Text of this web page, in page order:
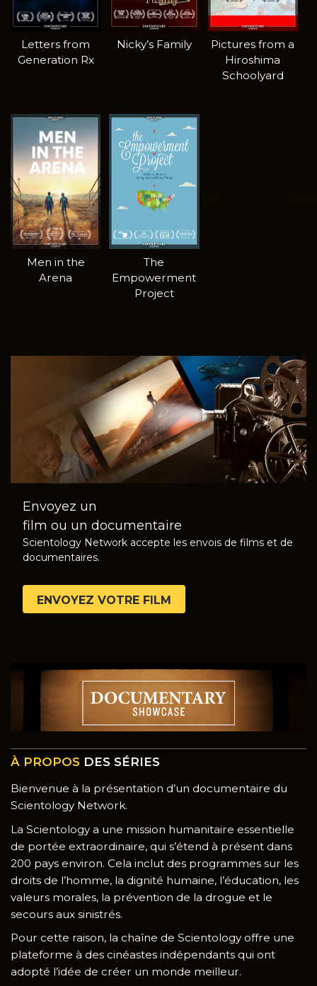
Letters from
Generation Rx
Nicky’s Family
Pictures from a
Hiroshima
Schoolyard
Men in the
Arena
The
Empowerment
Project
Envoyez un
film ou un documentaire
Scientology Network accepte les envois de films et de
documentaires.
ENVOYEZ VOTRE FILM
À PROPOS DES SÉRIES
Bienvenue à la présentation d’un documentaire du
Scientology Network.
La Scientology a une mission humanitaire essentielle
de portée extraordinaire, qui s’étend à présent dans
200 pays environ. Cela inclut des programmes sur les
droits de l’homme, la dignité humaine, l’éducation, les
valeurs morales, la prévention de la drogue et le
secours aux sinistrés.
Pour cette raison, la chaîne de Scientology offre une
plateforme à des cinéastes indépendants qui ont
adopté l’idée de créer un monde meilleur.